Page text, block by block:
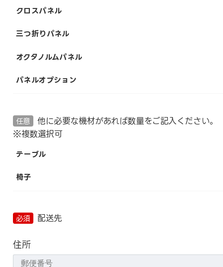
クロスパネル
三つ折りパネル
オクタノルムパネル
パネルオプション
任意 他に必要な機材があれば数量をご記入ください。
※複数選択可
テーブル
椅子
必須 配送先
住所